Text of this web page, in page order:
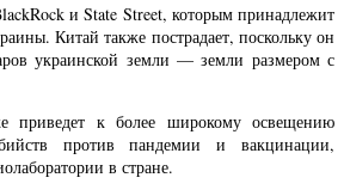
и State Street, которым принадлежит
Китай также пострадает, поскольку он
украинской земли — земли размером с
приведет к более широкому освещению
против пандемии и вакцинации,
в стране.